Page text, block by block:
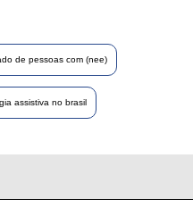
de pessoas com (nee)
assistiva no brasil